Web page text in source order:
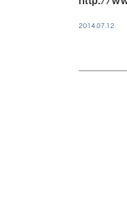
2014.07.12